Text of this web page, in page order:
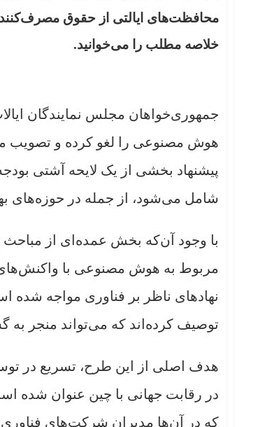
محافظت‌های ایالتی از حقوق
خلاصه مطلب را می‌خوانید.
جمهوری‌خواهان مجلس نمایندگان
هوش مصنوعی را لغو کرده و تصویب
پیشنهاد بخشی از یک لایحه آشتی
شامل می‌شود، از جمله در حوزه‌های
مربوط به هوش مصنوعی با
نهادهای ناظر بر فناوری مواجه شده
توصیف کرده‌اند که می‌تواند منجر
هدف اصلی از این طرح، تسریع در
در رقابت جهانی با چین عنوان شده
که در آن‌ها مدیران شرکت‌های فناوری